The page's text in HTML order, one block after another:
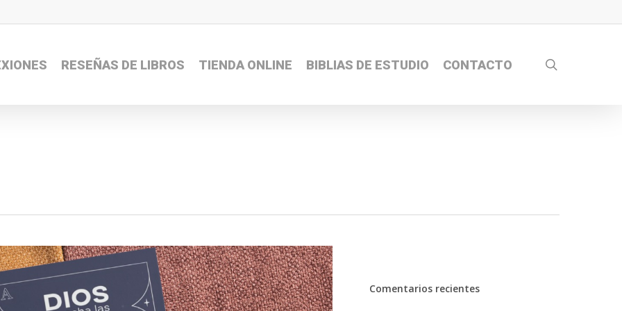
RESEÑAS DE LIBROS TIENDA ONLINE BIBLIAS DE ESTUDIO CONTACTO
Comentarios recientes